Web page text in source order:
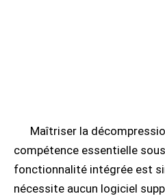
Maîtriser la
compétence essentielle
fonctionnalité intégrée est
nécessite aucun logiciel